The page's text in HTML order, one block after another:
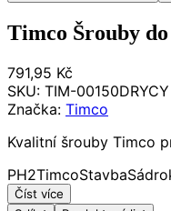
Timco Šrouby
791,95 Kč
SKU: TIM-00150DRYCY
Značka: Timco
Kvalitní šrouby Timco
PH2TimcoStavba
Číst více